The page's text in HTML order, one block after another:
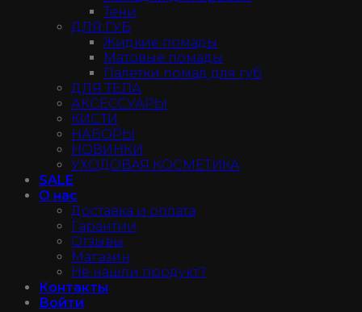
Тени
ДЛЯ ГУБ
Жидкие помады
Матовые помады
Палетки помад для губ
ДЛЯ ТЕЛА
АКСЕССУАРЫ
КИСТИ
НАБОРЫ
НОВИНКИ
УХОДОВАЯ КОСМЕТИКА
SALE
О нас
Доставка и оплата
Гарантии
Отзывы
Магазин
Не нашли продукт?
Контакты
Войти